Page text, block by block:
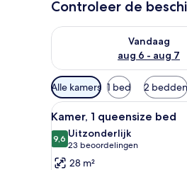
Controleer de
Vandaag
aug 6 - aug 7
De beschikbaarheid
Beschikbare
filters
voor
kamers
Alle kamers 1 bed 2 bedden
Alle
foto's
voor
Kamer,
5
Kamer, 1 queensize bed
9,69,6 van 10
Uitzonderlijk
23 beoordelingen
(23
beoordelingen)
28 m²